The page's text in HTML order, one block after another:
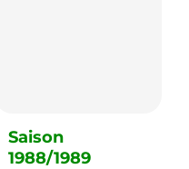
Saison
1988/1989